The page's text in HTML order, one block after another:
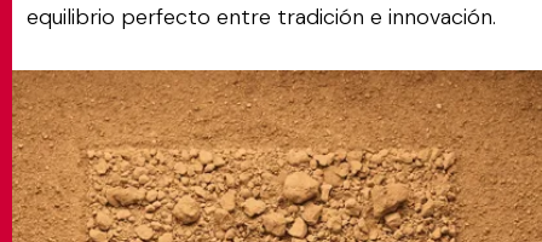
equilibrio perfecto entre tradición e innovación.